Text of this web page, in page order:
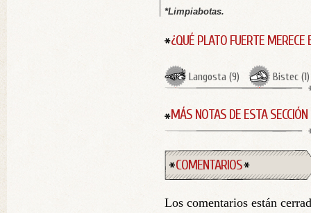
*Limpiabotas.
¿QUÉ PLATO FUERTE MERECE
Langosta (9) Bistec (1)
MÁS NOTAS DE ESTA SECCIÓN
COMENTARIOS
Los comentarios están